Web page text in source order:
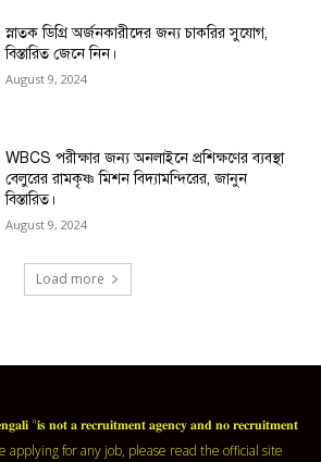
স্নাতক ডিগ্রি অর্জনকারীদের জন্য চাকরির সুযোগ,
বিস্তারিত জেনে নিন।
August 9, 2024
WBCS পরীক্ষার জন্য অনলাইনে প্রশিক্ষণের ব্যবস্থা
বেলুরের রামকৃষ্ণ মিশন বিদ্যামন্দিরের, জানুন
বিস্তারিত।
August 9, 2024
Load more
"𝐢𝐬 𝐧𝐨𝐭 𝐚 𝐫𝐞𝐜𝐫𝐮𝐢𝐭𝐦𝐞𝐧𝐭 𝐚𝐠𝐞𝐧𝐜𝐲 𝐚𝐧𝐝 𝐧𝐨 𝐫𝐞𝐜𝐫𝐮𝐢𝐭𝐦𝐞𝐧𝐭
applying for any job, please read the official site